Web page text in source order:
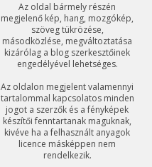
Az oldal bármely részén
megjelenő kép, hang, mozgókép,
szöveg tükrözése,
másodközlése, megváltoztatása
kizárólag a blog szerkesztőinek
engedélyével lehetséges.
Az oldalon megjelent valamennyi
tartalommal kapcsolatos minden
jogot a szerzők és a fényképek
készítői fenntartanak maguknak,
kivéve ha a felhasznált anyagok
licence másképpen nem
rendelkezik.